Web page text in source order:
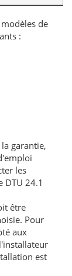
de
:
garantie,
les
DTU 24.1
être
Pour
aux
est